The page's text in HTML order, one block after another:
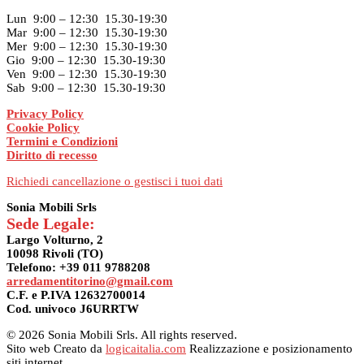
Lun 9:00 – 12:30 15.30-19:30
Mar 9:00 – 12:30 15.30-19:30
Mer 9:00 – 12:30 15.30-19:30
Gio 9:00 – 12:30 15.30-19:30
Ven 9:00 – 12:30 15.30-19:30
Sab 9:00 – 12:30 15.30-19:30
Privacy Policy
Cookie Policy
Termini e Condizioni
Diritto di recesso
Richiedi cancellazione o gestisci i tuoi dati
Sonia Mobili Srls
Sede Legale:
Largo Volturno, 2
10098 Rivoli (TO)
Telefono: +39 011 9788208
arredamentitorino@gmail.com
C.F. e P.IVA 12632700014
Cod. univoco J6URRTW
© 2026 Sonia Mobili Srls. All rights reserved.
Sito web Creato da logicaitalia.com Realizzazione e posizionamento